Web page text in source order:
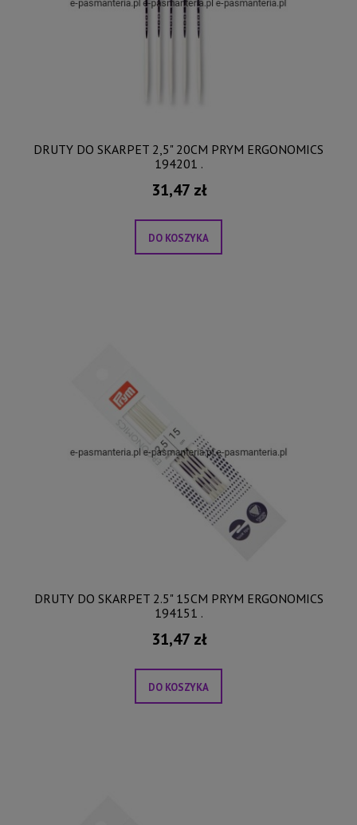
DRUTY DO SKARPET 2,5" 20CM PRYM ERGONOMICS
194201 .
31,47 zł
DO KOSZYKA
DRUTY DO SKARPET 2.5" 15CM PRYM ERGONOMICS
194151 .
31,47 zł
DO KOSZYKA